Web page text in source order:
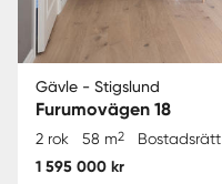
Gävle - Stigslund
Furumovägen 18
2 rok 58 m2 Bostadsrätt
1 595 000 kr